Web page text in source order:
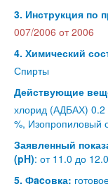
3. Инструкция по
007/2006 от 2006
4. Химический
Спирты
Действующие
хлорид (АДБАХ) 0.2
%, Изопропиловый
Заявленный
(pH): от 11.0 до 12.0
5. Фacовка: